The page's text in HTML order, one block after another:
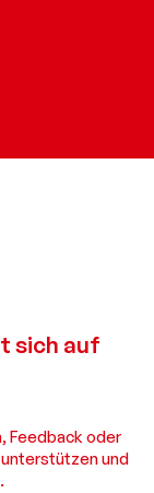
sich auf
Feedback oder
unterstützen und